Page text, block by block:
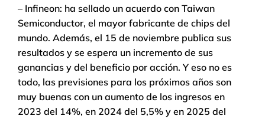
– Infineon: ha sellado un acuerdo con Taiwan
Semiconductor, el mayor fabricante de chips del
mundo. Además, el 15 de noviembre publica sus
resultados y se espera un incremento de sus
ganancias y del beneficio por acción. Y eso no es
todo, las previsiones para los próximos años son
muy buenas con un aumento de los ingresos en
2023 del 14%, en 2024 del 5,5% y en 2025 del